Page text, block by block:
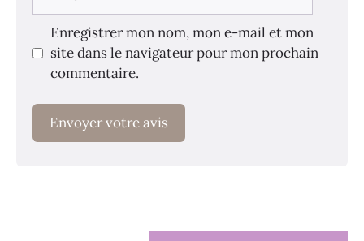
mail
Enregistrer mon nom, mon e-mail et mon
site dans le navigateur pour mon prochain
commentaire.